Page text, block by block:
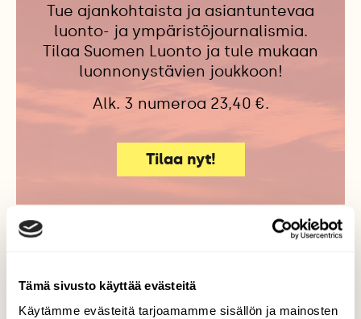
Tämä sivusto käyttää evästeitä
Käytämme evästeitä tarjoamamme sisällön ja mainosten
Tue ajankohtaista ja asiantuntevaa
luonto- ja ympäristöjournalismia.
Tilaa Suomen Luonto ja tule mukaan
luonnonystävien joukkoon!
Alk. 3 numeroa 23,40 €.
Tilaa nyt!